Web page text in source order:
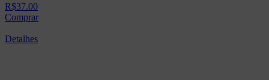
R$37.00
Comprar
Detalhes